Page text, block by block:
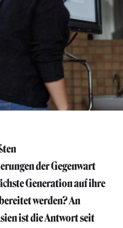
der Gegenwart
Generation auf ihre
werden? An
ist die Antwort seit